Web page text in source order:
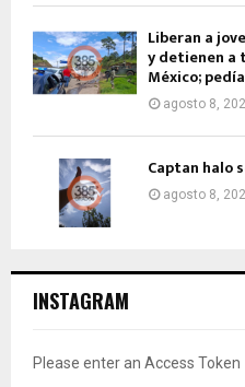
Liberan a
y detienen a
México;
agosto 8,
Captan halo
agosto 8,
INSTAGRAM
Please enter an Access Token